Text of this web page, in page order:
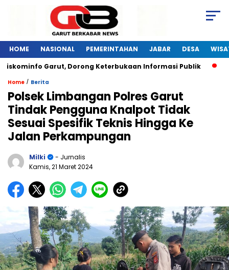
HOME NASIONAL PEMERINTAHAN JABAR DESA
Garut, Dorong Keterbukaan Informasi Publik
Home / Berita
Polsek Limbangan Polres Garut
Tindak Pengguna Knalpot Tidak
Sesuai Spesifik Teknis Hingga Ke
Jalan Perkampungan
Milki
- Jurnalis
Kamis, 21 Maret 2024